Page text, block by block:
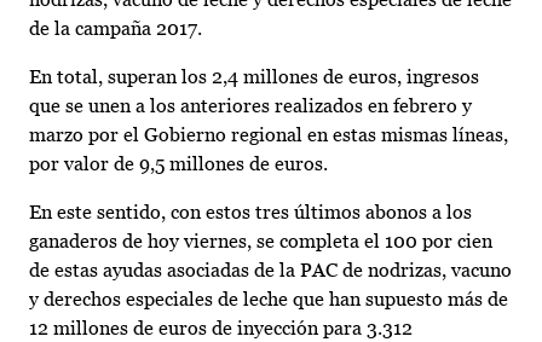
de la campaña 2017.
En total, superan los 2,4 millones de euros, ingresos
que se unen a los anteriores realizados en febrero y
marzo por el Gobierno regional en estas mismas líneas,
por valor de 9,5 millones de euros.
En este sentido, con estos tres últimos abonos a los
ganaderos de hoy viernes, se completa el 100 por cien
de estas ayudas asociadas de la PAC de nodrizas, vacuno
y derechos especiales de leche que han supuesto más de
12 millones de euros de inyección para 3.312